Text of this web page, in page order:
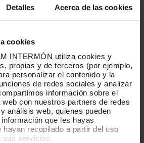
Detalles Acerca de las cookies
cookies
INTERMÓN utiliza cookies y
propias y de terceros (por ejemplo,
personalizar el contenido y la
de redes sociales y analizar
información sobre el
web con nuestros partners de redes
análisis web, quienes pueden
que les hayas
hayan recopilado a partir del uso
sus servicios.
que protegeixin i
drets de les persones
els factors que
violència i opressió.